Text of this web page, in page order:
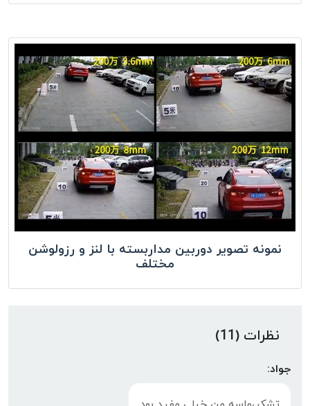
نمونه تصویر دوربین مداربسته با لنز و رزولوشن
مختلف
نظرات (11)
جواد: